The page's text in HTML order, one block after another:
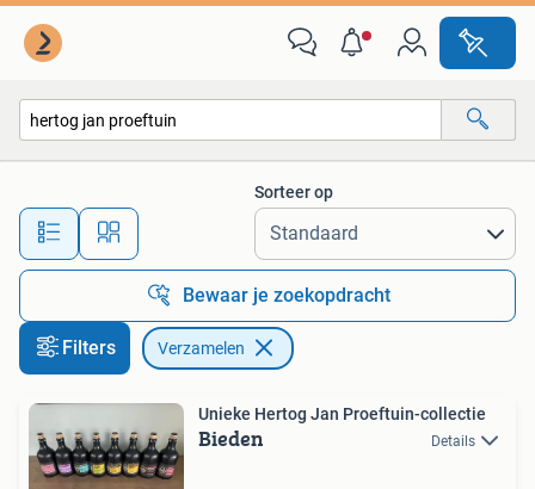
Alle afstanden…
Sorteer op
Bewaar je zoekopdracht
Filters Verzamelen
Unieke Hertog Jan Proeftuin-collectie
Bieden Details